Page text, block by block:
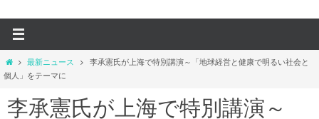
ホ
ー
最新ニュース
李承憲氏が上海で特別講演～「地球経営と健康で明るい社会と
個人」をテーマに
李承憲氏が上海で特別講演～